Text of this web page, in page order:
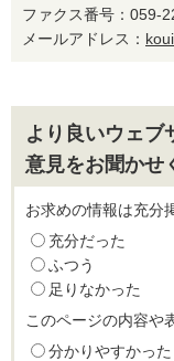
ファクス番号：059-
メールアドレス：
より良いウェブ
意見をお聞かせ
お求めの情報は充分
充分だった
ふつう
足りなかった
このページの内容や
分かりやすかった